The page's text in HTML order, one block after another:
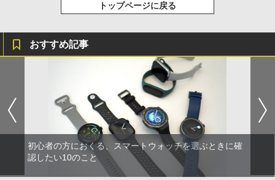
トップページに戻る
おすすめ記事
初心者の方におくる、スマートウォッチを選ぶときに確
認したい10のこと